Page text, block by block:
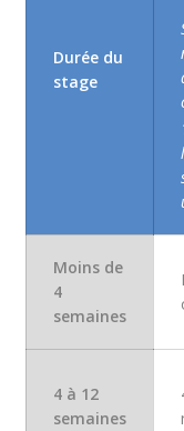
Durée du
stage
Moins de
4
semaines
4 à 12
semaines